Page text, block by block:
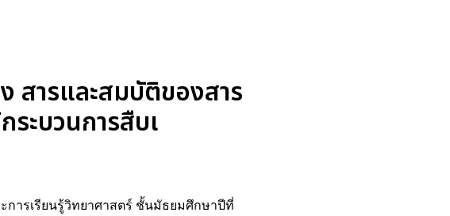
สารและสมบัติของสาร
ะบวนการสืบเ
การเรียนรู้วิทยาศาสตร์ ชั้นมัธยมศึกษาปีที่